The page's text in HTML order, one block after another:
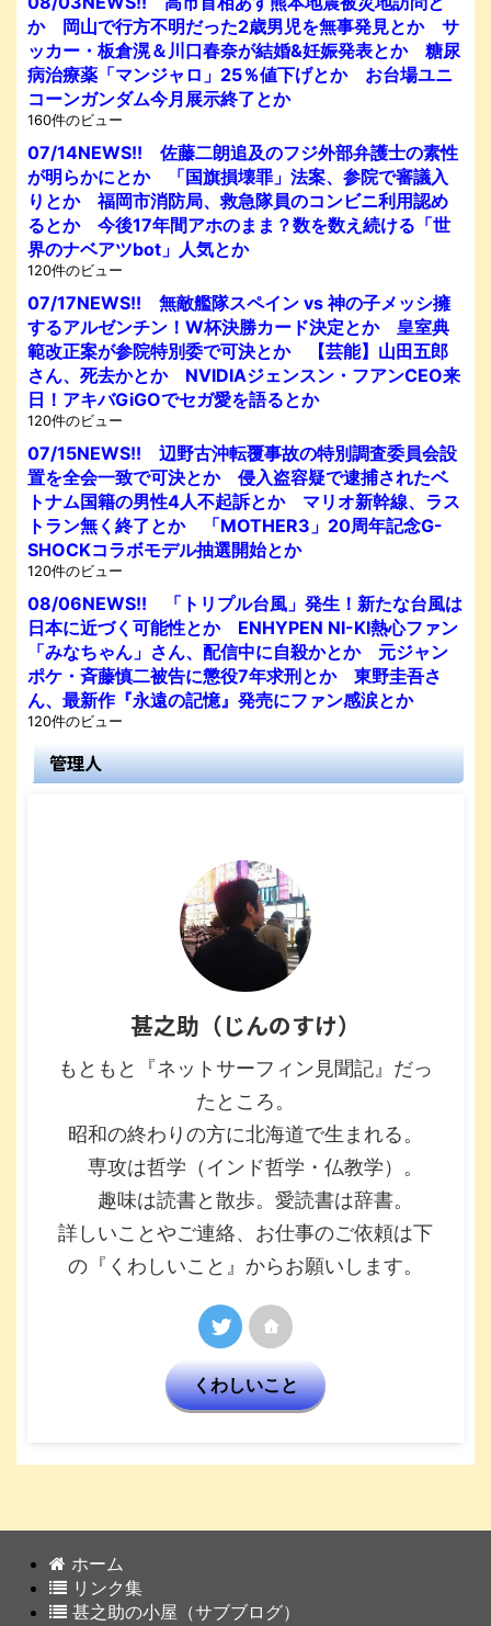
か 岡山で行方不明だった2歳男児を無事発見とか サ
ッカー・板倉滉＆川口春奈が結婚&妊娠発表とか 糖尿
病治療薬「マンジャロ」25％値下げとか お台場ユニ
コーンガンダム今月展示終了とか
160件のビュー
07/14NEWS!! 佐藤二朗追及のフジ外部弁護士の素性
が明らかにとか 「国旗損壊罪」法案、参院で審議入
りとか 福岡市消防局、救急隊員のコンビニ利用認め
るとか 今後17年間アホのまま？数を数え続ける「世
界のナベアツbot」人気とか
120件のビュー
07/17NEWS!! 無敵艦隊スペイン vs 神の子メッシ擁
するアルゼンチン！W杯決勝カード決定とか 皇室典
範改正案が参院特別委で可決とか 【芸能】山田五郎
さん、死去かとか NVIDIAジェンスン・フアンCEO来
日！アキバGiGOでセガ愛を語るとか
120件のビュー
07/15NEWS!! 辺野古沖転覆事故の特別調査委員会設
置を全会一致で可決とか 侵入盗容疑で逮捕されたベ
トナム国籍の男性4人不起訴とか マリオ新幹線、ラス
トラン無く終了とか 「MOTHER3」20周年記念G-
SHOCKコラボモデル抽選開始とか
120件のビュー
08/06NEWS!! 「トリプル台風」発生！新たな台風は
日本に近づく可能性とか ENHYPEN NI-KI熱心ファン
「みなちゃん」さん、配信中に自殺かとか 元ジャン
ポケ・斉藤慎二被告に懲役7年求刑とか 東野圭吾さ
ん、最新作『永遠の記憶』発売にファン感涙とか
120件のビュー
管理人
甚之助（じんのすけ）
もともと『ネットサーフィン見聞記』だっ
たところ。
昭和の終わりの方に北海道で生まれる。
専攻は哲学（インド哲学・仏教学）。
趣味は読書と散歩。愛読書は辞書。
詳しいことやご連絡、お仕事のご依頼は下
の『くわしいこと』からお願いします。
くわしいこと
ホーム
リンク集
甚之助の小屋（サブブログ）